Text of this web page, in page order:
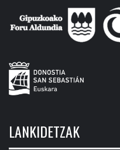
LANKIDETZAK